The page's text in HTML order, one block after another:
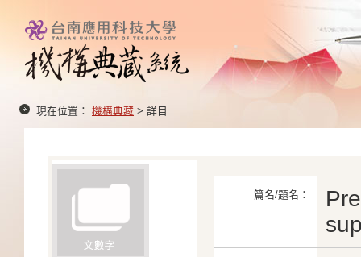
現在位置： 機構典藏 > 詳目
篇名/題名：